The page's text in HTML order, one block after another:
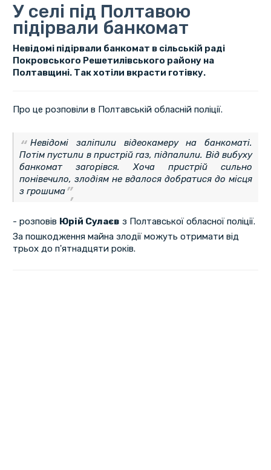
У селі під Полтавою
підірвали банкомат
Невідомі підірвали банкомат в сільській раді
Покровського Решетилівського району на
Полтавщині. Так хотіли вкрасти готівку.
Про це розповіли в Полтавській обласній поліції.
Невідомі заліпили відеокамеру на банкоматі.
Потім пустили в пристрій газ, підпалили. Від вибуху
банкомат загорівся. Хоча пристрій сильно
понівечило, злодіям не вдалося добратися до місця
з грошима
- розповів Юрій Сулаєв з Полтавської обласної поліції.
За пошкодження майна злодії можуть отримати від
трьох до п'ятнадцяти років.